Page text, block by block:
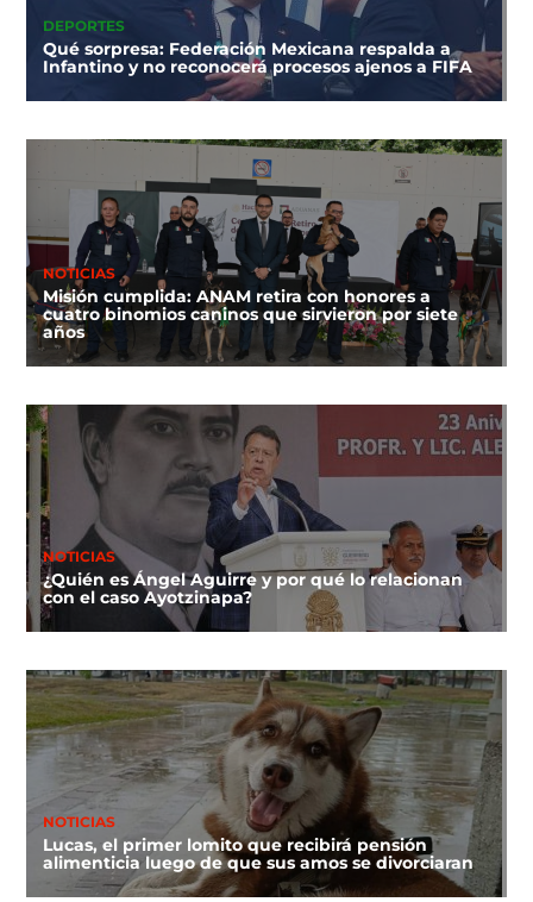
DEPORTES
Qué sorpresa: Federación Mexicana respalda a
Infantino y no reconocerá procesos ajenos a FIFA
NOTICIAS
Misión cumplida: ANAM retira con honores a
cuatro binomios caninos que sirvieron por siete
años
NOTICIAS
¿Quién es Ángel Aguirre y por qué lo relacionan
con el caso Ayotzinapa?
NOTICIAS
Lucas, el primer lomito que recibirá pensión
alimenticia luego de que sus amos se divorciaran